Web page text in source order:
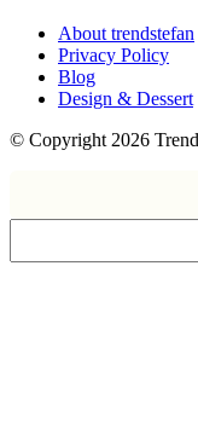
About trendstefan
Privacy Policy
Blog
Design & Dessert
© Copyright 2026